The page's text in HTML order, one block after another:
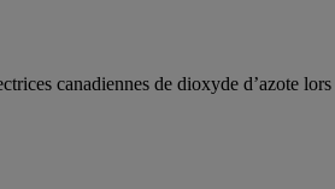
canadiennes de dioxyde d’azote